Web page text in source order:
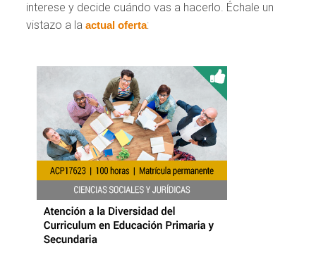
interese y decide cuándo vas a hacerlo. Échale un
vistazo a laactual oferta: